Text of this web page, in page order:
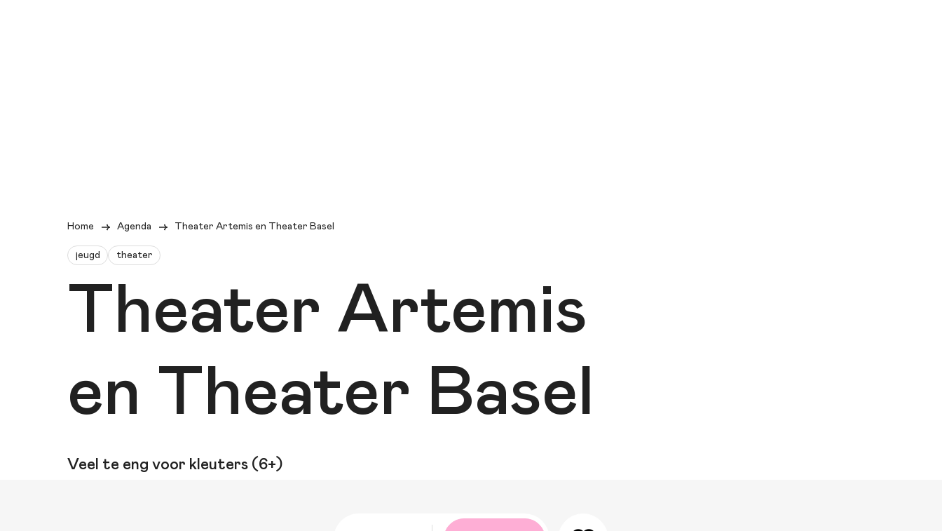
Home Agenda Theater Artemis en Theater Basel
jeugd theater
Theater Artemis
en Theater Basel
Veel te eng voor kleuters (6+)